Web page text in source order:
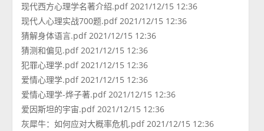
现代西方心理学名著介绍.pdf 2021/12/15 12:36
现代人心理实战700题.pdf 2021/12/15 12:36
猜解身体语言.pdf 2021/12/15 12:36
猜测和偏见.pdf 2021/12/15 12:36
犯罪心理学.pdf 2021/12/15 12:36
爱情心理学.pdf 2021/12/15 12:36
爱情心理学-烨子著.pdf 2021/12/15 12:36
爱因斯坦的宇宙.pdf 2021/12/15 12:36
灰犀牛：如何应对大概率危机.pdf 2021/12/15 12:36